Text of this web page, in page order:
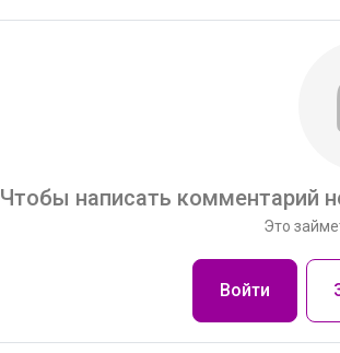
Чтобы написать комментарий
Это
Войти